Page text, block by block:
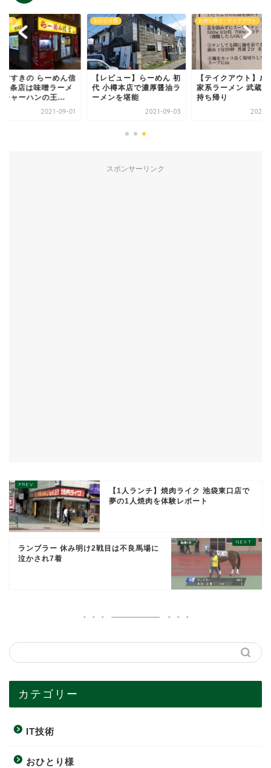
り様
すすきの らーめん信
6条店は味噌ラーメ
チャーハンの王...
2021-09-01
おひとり様
【レビュー】らーめん 初
代 小樽本店で濃厚醤油ラ
ーメンを堪能
2021-09-03
お持ち帰り・テイクアウト
【テイクアウト】成
家系ラーメン 武蔵家
持ち帰り
2021-
スポンサーリンク
【1人ランチ】焼肉ライク 池袋東口店で
夢の1人焼肉を体験レポート
ランブラー 休み明け2戦目は不良馬場に
泣かされ7着
カテゴリー
IT技術
おひとり様